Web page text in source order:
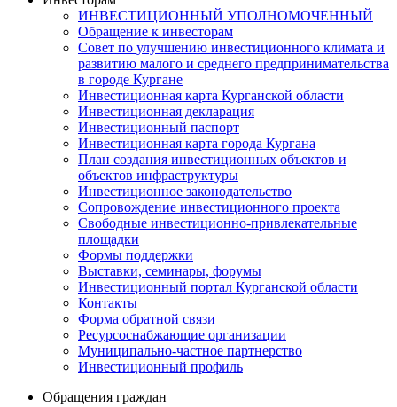
ИНВЕСТИЦИОННЫЙ УПОЛНОМОЧЕННЫЙ
Обращение к инвесторам
Совет по улучшению инвестиционного климата и
развитию малого и среднего предпринимательства
в городе Кургане
Инвестиционная карта Курганской области
Инвестиционная декларация
Инвестиционный паспорт
Инвестиционная карта города Кургана
План создания инвестиционных объектов и
объектов инфраструктуры
Инвестиционное законодательство
Сопровождение инвестиционного проекта
Свободные инвестиционно-привлекательные
площадки
Формы поддержки
Выставки, семинары, форумы
Инвестиционный портал Курганской области
Контакты
Форма обратной связи
Ресурсоснабжающие организации
Муниципально-частное партнерство
Инвестиционный профиль
Обращения граждан